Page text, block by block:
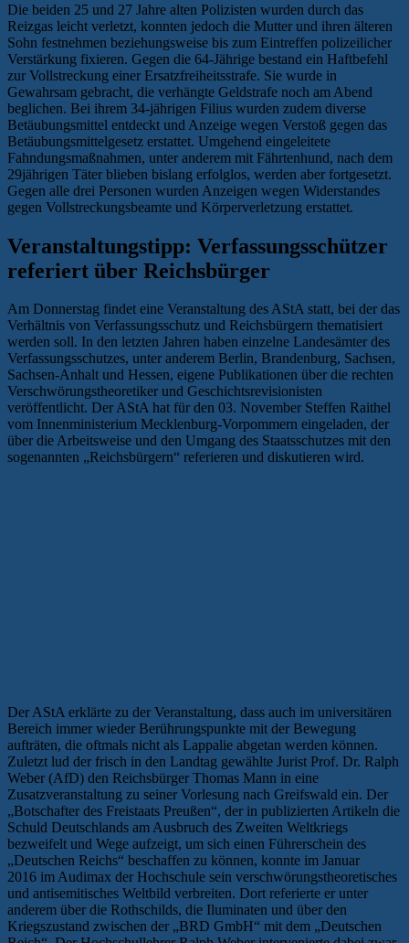
Die beiden 25 und 27 Jahre alten Polizisten wurden durch das
Reizgas leicht verletzt, konnten jedoch die Mutter und ihren älteren
Sohn festnehmen beziehungsweise bis zum Eintreffen polizeilicher
Verstärkung fixieren. Gegen die 64-Jährige bestand ein Haftbefehl
zur Vollstreckung einer Ersatzfreiheitsstrafe. Sie wurde in
Gewahrsam gebracht, die verhängte Geldstrafe noch am Abend
beglichen. Bei ihrem 34-jährigen Filius wurden zudem diverse
Betäubungsmittel entdeckt und Anzeige wegen Verstoß gegen das
Betäubungsmittelgesetz erstattet. Umgehend eingeleitete
Fahndungsmaßnahmen, unter anderem mit Fährtenhund, nach dem
29jährigen Täter blieben bislang erfolglos, werden aber fortgesetzt.
Gegen alle drei Personen wurden Anzeigen wegen Widerstandes
gegen Vollstreckungsbeamte und Körperverletzung erstattet.
Veranstaltungstipp: Verfassungsschützer
referiert über Reichsbürger
Am Donnerstag findet eine Veranstaltung des AStA statt, bei der das
Verhältnis von Verfassungsschutz und Reichsbürgern thematisiert
werden soll. In den letzten Jahren haben einzelne Landesämter des
Verfassungsschutzes, unter anderem Berlin, Brandenburg, Sachsen,
Sachsen-Anhalt und Hessen, eigene Publikationen über die rechten
Verschwörungstheoretiker und Geschichtsrevisionisten
veröffentlicht. Der AStA hat für den 03. November Steffen Raithel
vom Innenministerium Mecklenburg-Vorpommern eingeladen, der
über die Arbeitsweise und den Umgang des Staatsschutzes mit den
sogenannten „Reichsbürgern“ referieren und diskutieren wird.
Der AStA erklärte zu der Veranstaltung, dass auch im universitären
Bereich immer wieder Berührungspunkte mit der Bewegung
aufträten, die oftmals nicht als Lappalie abgetan werden können.
Zuletzt lud der frisch in den Landtag gewählte Jurist Prof. Dr. Ralph
Weber (AfD) den Reichsbürger Thomas Mann in eine
Zusatzveranstaltung zu seiner Vorlesung nach Greifswald ein. Der
„Botschafter des Freistaats Preußen“, der in publizierten Artikeln die
Schuld Deutschlands am Ausbruch des Zweiten Weltkriegs
bezweifelt und Wege aufzeigt, um sich einen Führerschein des
„Deutschen Reichs“ beschaffen zu können, konnte im Januar
2016 im Audimax der Hochschule sein verschwörungstheoretisches
und antisemitisches Weltbild verbreiten. Dort referierte er unter
anderem über die Rothschilds, die Iluminaten und über den
Kriegszustand zwischen der „BRD GmbH“ mit dem „Deutschen